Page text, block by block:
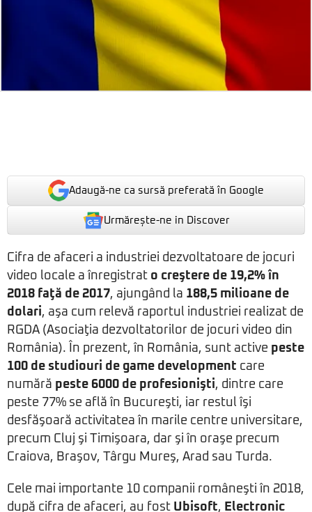
Adaugă-ne ca sursă preferată în Google
Urmărește-ne in Discover
Cifra de afaceri a industriei dezvoltatoare de jocuri
video locale a înregistrat o creştere de 19,2% în
2018 faţă de 2017, ajungând la 188,5 milioane de
dolari, aşa cum relevă raportul industriei realizat de
RGDA (Asociaţia dezvoltatorilor de jocuri video din
România). În prezent, în România, sunt active peste
100 de studiouri de game development care
numără peste 6000 de profesionişti, dintre care
peste 77% se află în Bucureşti, iar restul îşi
desfăşoară activitatea în marile centre universitare,
precum Cluj şi Timişoara, dar şi în oraşe precum
Craiova, Braşov, Târgu Mureş, Arad sau Turda.
Cele mai importante 10 companii româneşti în 2018,
după cifra de afaceri, au fost Ubisoft, Electronic